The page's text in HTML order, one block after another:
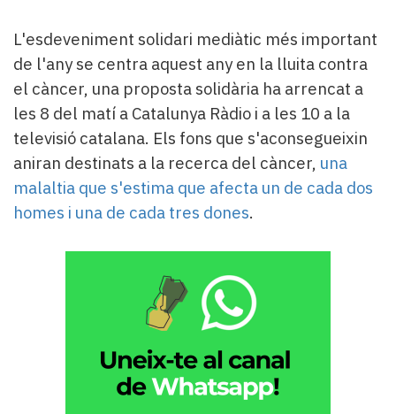
L'esdeveniment solidari mediàtic més important
de l'any se centra aquest any en la lluita contra
el càncer, una proposta solidària ha arrencat a
les 8 del matí a Catalunya Ràdio i a les 10 a la
televisió catalana. Els fons que s'aconsegueixin
aniran destinats a la recerca del càncer, una
malaltia que s'estima que afecta un de cada dos
homes i una de cada tres dones.